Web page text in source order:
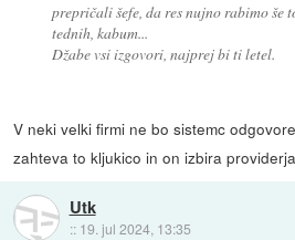
prepričali šefe, da res nujno rabimo še
tednih, kabum...
Džabe vsi izgovori, najprej bi ti letel.
V neki velki firmi ne bo sistemc
zahteva to kljukico in on izbira providerja
Utk
:: 19. jul 2024, 13:35